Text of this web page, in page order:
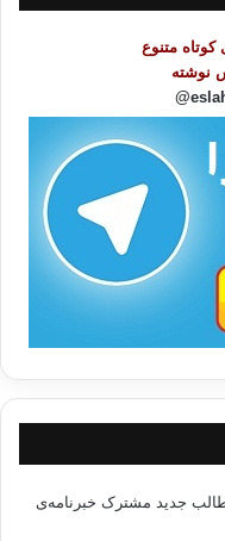
متنوع
نوشته
جدید مشترک خبرنامه‌ی